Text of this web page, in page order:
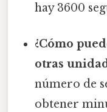
hay 3600
¿Cómo
otras
número de
obtener